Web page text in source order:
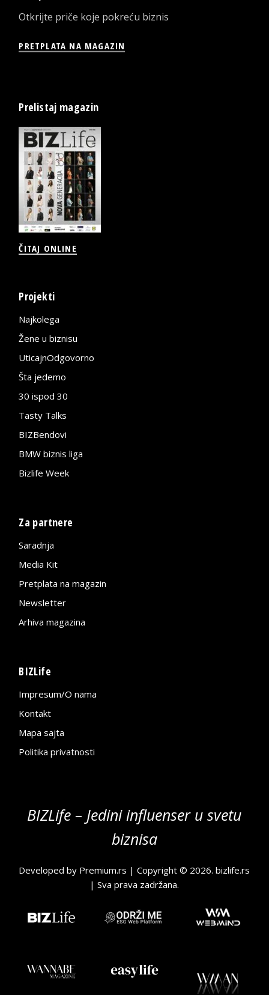
Otkrijte priče koje pokreću biznis
PRETPLATA NA MAGAZIN
Prelistaj magazin
ČITAJ ONLINE
Projekti
Najkolega
Žene u biznisu
UticajnOdgovorno
Šta jedemo
30 ispod 30
Tasty Talks
BIZBendovi
BMW biznis liga
Bizlife Week
Za partnere
Saradnja
Media Kit
Pretplata na magazin
Newsletter
Arhiva magazina
BIZLife
Impresum/O nama
Kontakt
Mapa sajta
Politika privatnosti
BIZLife – Jedini influenser u svetu
biznisa
Developed by Premium.rs | Copyright © 2026.bizlife.rs
| Sva prava zadržana.